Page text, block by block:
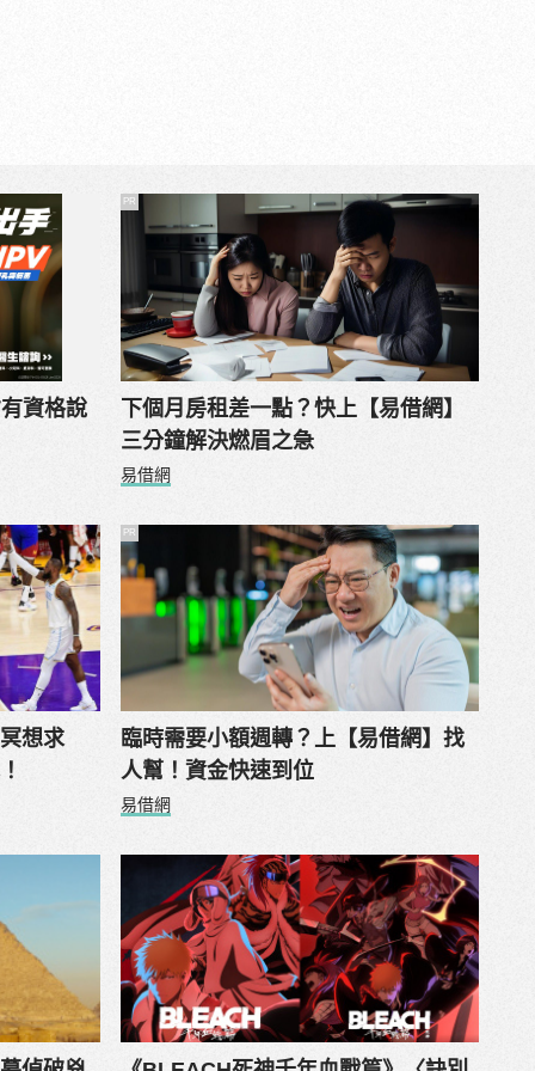
資格說
PR
下個月房租差一點？快上【易借網】
三分鐘解決燃眉之急
易借網
想求
PR
臨時需要小額週轉？上【易借網】找
人幫！資金快速到位
易借網